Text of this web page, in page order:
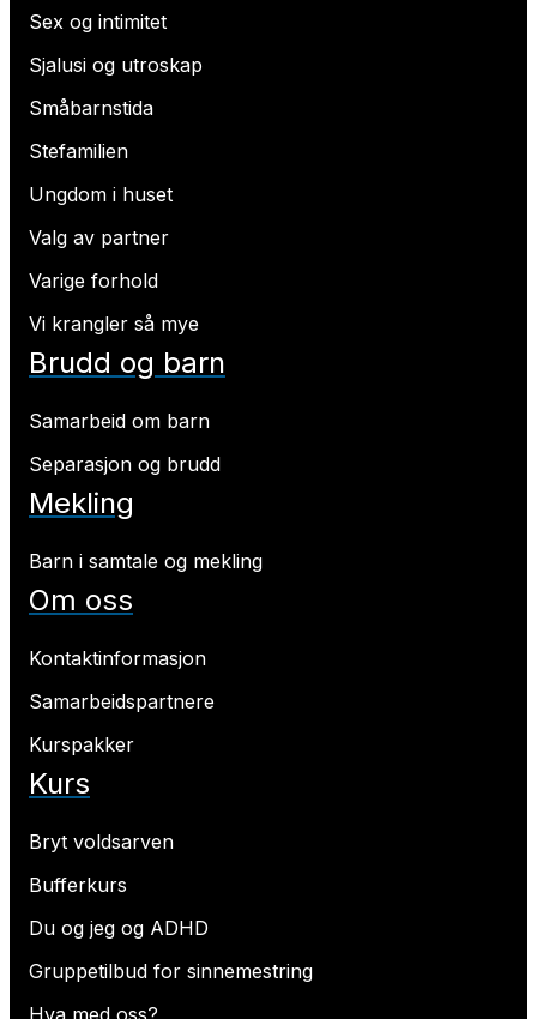
Sex og intimitet
Sjalusi og utroskap
Småbarnstida
Stefamilien
Ungdom i huset
Valg av partner
Varige forhold
Vi krangler så mye
Brudd og barn
Samarbeid om barn
Separasjon og brudd
Mekling
Barn i samtale og mekling
Om oss
Kontaktinformasjon
Samarbeidspartnere
Kurspakker
Kurs
Bryt voldsarven
Bufferkurs
Du og jeg og ADHD
Gruppetilbud for sinnemestring
Hva med oss?